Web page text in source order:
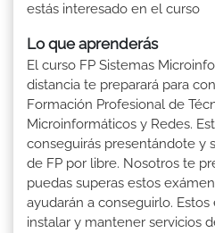
estás interesado en el curso
Lo que aprenderás
El curso FP Sistemas
distancia te preparará para
Formación Profesional de
Microinformáticos y Redes.
conseguirás presentándote y
de FP por libre. Nosotros te
puedas superas estos
ayudarán a conseguirlo.
instalar y mantener servicios